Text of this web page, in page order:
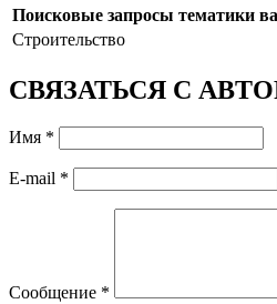
Поисковые запросы тематики
Строительство
СВЯЗАТЬСЯ С
Имя *
E-mail *
Сообщение *